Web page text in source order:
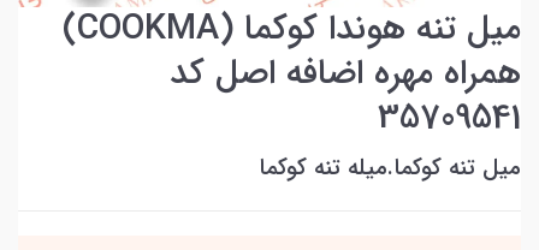
میل تنه هوندا کوکما (COOKMA)
همراه مهره اضافه اصل کد
35709541
میل تنه کوکما.میله تنه کوکما